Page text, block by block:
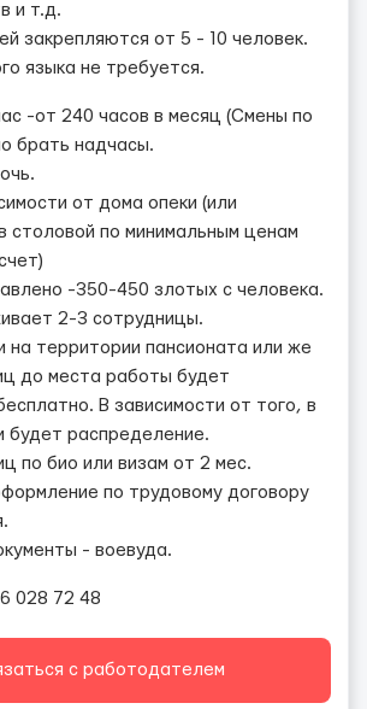
и т.д.
закрепляются от 5 - 10 человек.
языка не требуется.
-от 240 часов в месяц (Смены по
брать надчасы.
от дома опеки (или
столовой по минимальным ценам
-350-450 злотых с человека.
2-3 сотрудницы.
на территории пансионата или же
до места работы будет
В зависимости от того, в
будет распределение.
по био или визам от 2 мес.
по трудовому договору
- воевуда.
028 72 48
с работодателем